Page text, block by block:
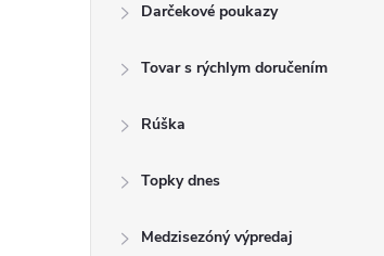
Darčekové poukazy
Tovar s rýchlym doručením
Rúška
Topky dnes
Medzisezóný výpredaj